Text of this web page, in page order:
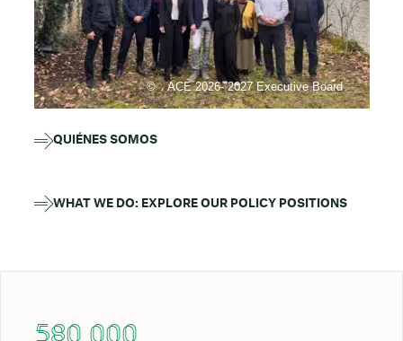
ACE 2026- 2027 Executive Board
QUIÉNES SOMOS
WHAT WE DO: EXPLORE OUR POLICY POSITIONS
580 000